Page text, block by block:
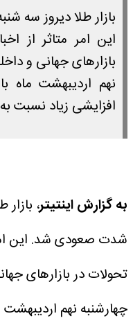
بازار طلا دیروز سه
این امر متاثر از
بازارهای جهانی و
نهم اردیبهشت ماه
افزایشی زیاد نسبت
به گزارش اینتیتر،
شدت صعودی شد. این
تحولات در بازارهای
چهارشنبه نهم اردیبهشت